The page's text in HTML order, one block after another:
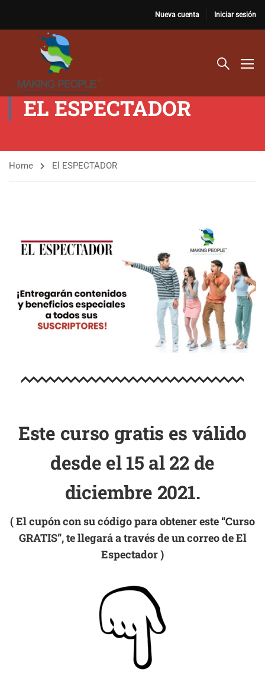
Nueva cuenta Iniciar sesión
EL ESPECTADOR
Home El ESPECTADOR
Este curso gratis es válido
desde el 15 al 22 de
diciembre 2021.
( El cupón con su código para obtener este “Curso
GRATIS”, te llegará a través de un correo de El
Espectador )